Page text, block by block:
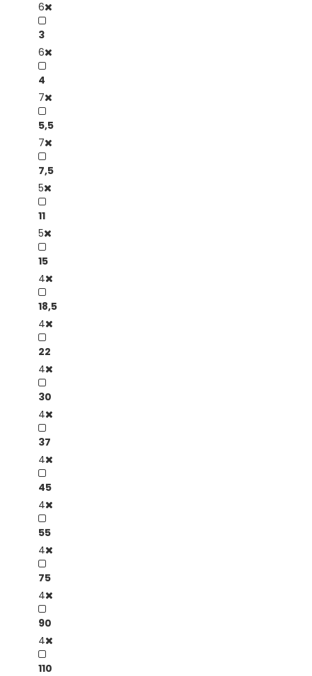
6
3
6
4
7
5,5
7
7,5
5
11
5
15
4
18,5
4
22
4
30
4
37
4
45
4
55
4
75
4
90
4
110